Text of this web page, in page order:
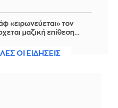
«ειρωνεύεται» τον
μαζική επίθεση…
ΟΙ ΕΙΔΗΣΕΙΣ